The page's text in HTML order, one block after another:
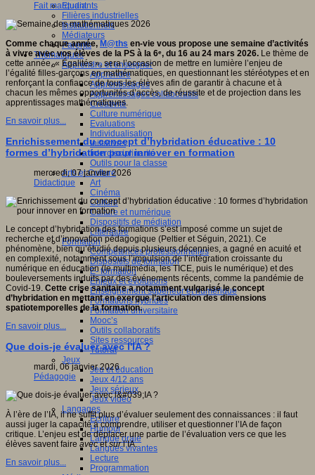
Etudiants
Filières industrielles
Institutionnels
Médiateurs
Parents
Thématiques
Apprendre et enseigner
Apprendre
Apprentissages
Apprentissages collaboratifs
Créativité
Culture numérique
Evaluations
Individualisation
Initiatives
Interdisciplinarité
Outils pour la classe
Arts et Culture
Art
Cinéma
Culture
Culture et numérique
Dispositifs de médiation
Littérature
Formation
Compétences professionnelles
Dispositifs de formation
E- formation
Enjeux et évolutions
Enseignement supérieur et numérique
Formations hybrides
Formation universitaire
Mooc’s
Outils collaboratifs
Sites ressources
Tutorat
Jeux
Jeu et éducation
Jeux 4/12 ans
Jeux sérieux
Jeux vidéo
Langages
Ecriture
Humour
Langue orale
Langues vivantes
Lecture
Programmation
Fait marquant
Comme chaque année, M@ths en-vie vous propose une semaine d’activités
à vivre avec vos élèves de la PS à la 6ᵉ, du 16 au 24 mars 2026. Le thème de
cette année, « Égalités », sera l’occasion de mettre en lumière l’enjeu de
l’égalité filles-garçons en mathématiques, en questionnant les stéréotypes et en
renforçant la confiance de tous les élèves afin de garantir à chacune et à
chacun les mêmes opportunités d’accès, de réussite et de projection dans les
apprentissages mathématiques.
En savoir plus...
Enrichissement du concept d’hybridation éducative : 10
formes d’hybridation pour innover en formation
mercredi, 07 janvier 2026
Didactique
Le concept d’hybridation des formations s’est imposé comme un sujet de
recherche et d’innovation pédagogique (Peltier et Séguin, 2021). Ce
phénomène, bien qu’étudié depuis plusieurs décennies, a gagné en acuité et
en complexité, notamment sous l’impulsion de l’intégration croissante du
numérique en éducation (le multimédia, les TICE, puis le numérique) et des
bouleversements induits par des événements récents, comme la pandémie de
Covid-19. Cette crise sanitaire a notamment vulgarisé le concept
d’hybridation en mettant en exergue l’articulation des dimensions
spatiotemporelles de la formation.
En savoir plus...
Que dois-je évaluer avec l'IA ?
mardi, 06 janvier 2026
Pédagogie
À l’ère de l’IA, il ne suffit plus d’évaluer seulement des connaissances : il faut
aussi juger la capacité à comprendre, utiliser et questionner l’IA de façon
critique. L’enjeu est de déplacer une partie de l’évaluation vers ce que les
élèves savent faire avecetsurl’IA.
En savoir plus...